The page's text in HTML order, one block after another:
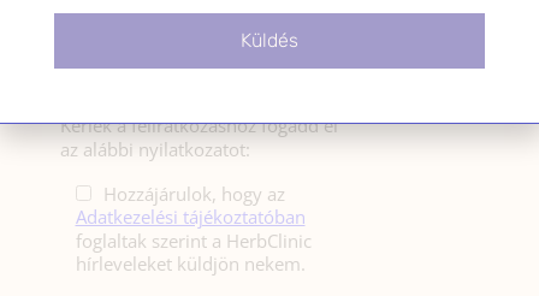
E-mail cím*
Kérlek a feliratkozáshoz fogadd el
az alábbi nyilatkozatot:
Hozzájárulok, hogy az
Adatkezelési tájékoztatóban
foglaltak szerint a HerbClinic
hírleveleket küldjön nekem.
Küldés